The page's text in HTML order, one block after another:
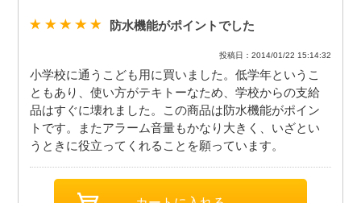
防水機能がポイントでした
投稿日：2014/01/22 15:14:32
小学校に通うこども用に買いました。低学年というこ
ともあり、使い方がテキトーなため、学校からの支給
品はすぐに壊れました。この商品は防水機能がポイン
トです。またアラーム音量もかなり大きく、いざとい
うときに役立ってくれることを願っています。